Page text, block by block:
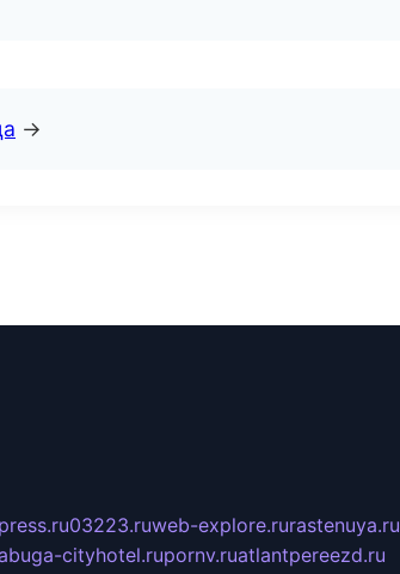
→
03223.ruweb-explore.rurastenuya.ru
cityhotel.rupornv.ruatlantpereezd.ru